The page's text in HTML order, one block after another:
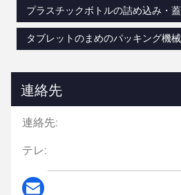
プラスチックボトルの詰め込み・
タブレットのまめのパッキング機械
連絡先
連絡先:
テレ: